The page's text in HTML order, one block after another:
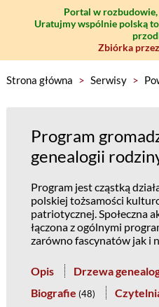
Portal w
Uratujmy wspólnie polską
Zbiórka
Strona główna > Serwisy >
Program
genealogii
Program jest cząstką
polskiej tożsamości
patriotycznej. Społeczna
łączona z ogólnymi
zarówno fascynatów jak i
Opis Drzewa
Biografie (48)